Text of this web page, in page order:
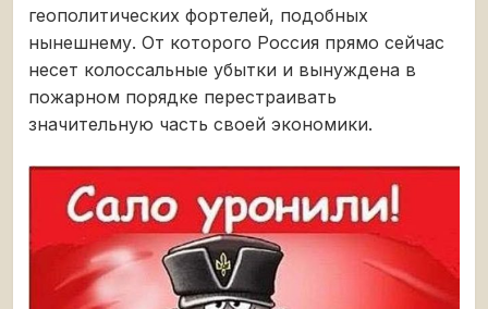
геополитических фортелей, подобных
нынешнему. От которого Россия прямо сейчас
несет колоссальные убытки и вынуждена в
пожарном порядке перестраивать
значительную часть своей экономики.